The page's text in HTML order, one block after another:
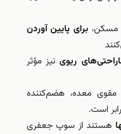
برای پایین آوردن
ریوینیز مؤثر
هضم‌کننده
از سوپ جعفری